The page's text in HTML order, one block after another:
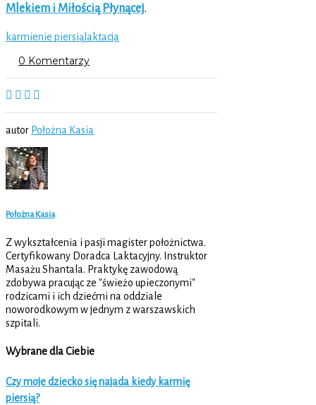
Mlekiem i Miłością Płynącej.
karmienie piersią laktacja
0 Komentarzy
autor Położna Kasia
Położna Kasia
Z wykształcenia i pasji magister położnictwa.
Certyfikowany Doradca Laktacyjny. Instruktor
Masażu Shantala. Praktykę zawodową
zdobywa pracując ze "świeżo upieczonymi"
rodzicami i ich dziećmi na oddziale
noworodkowym w jednym z warszawskich
szpitali.
Wybrane dla Ciebie
Czy moje dziecko się najada kiedy karmię
piersią?